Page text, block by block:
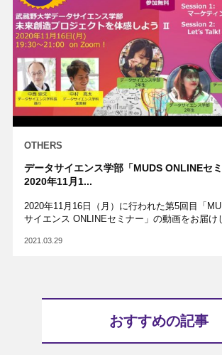
OTHERS
データサイエンス学部「MUDS ONLINEセ
2020年11月1...
2020年11月16日（月）に行われた第5回目「
サイエンス ONLINEセミナー」の動画をお届
2021.03.29
おすすめの記事